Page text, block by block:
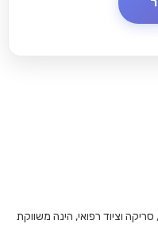
וציוד רפואי, הינה משווקת